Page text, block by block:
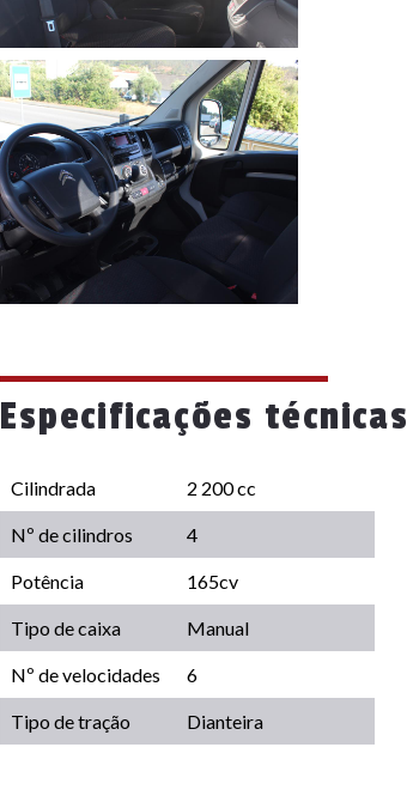
Especificações técnicas
Cilindrada 2 200 cc
Nº de cilindros 4
Potência 165cv
Tipo de caixa Manual
Nº de velocidades 6
Tipo de tração Dianteira